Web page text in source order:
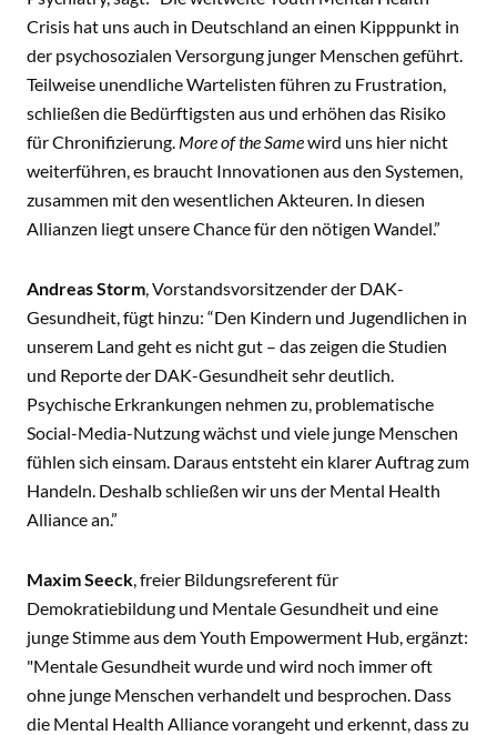
Crisis hat uns auch in Deutschland an einen Kipppunkt in
der psychosozialen Versorgung junger Menschen geführt.
Teilweise unendliche Wartelisten führen zu Frustration,
schließen die Bedürftigsten aus und erhöhen das Risiko
für Chronifizierung. More of the Samewird uns hier nicht
weiterführen, es braucht Innovationen aus den Systemen,
zusammen mit den wesentlichen Akteuren. In diesen
Allianzen liegt unsere Chance für den nötigen Wandel.”
Andreas Storm, Vorstandsvorsitzender der DAK-
Gesundheit, fügt hinzu: “Den Kindern und Jugendlichen in
unserem Land geht es nicht gut – das zeigen die Studien
und Reporte der DAK-Gesundheit sehr deutlich.
Psychische Erkrankungen nehmen zu, problematische
Social-Media-Nutzung wächst und viele junge Menschen
fühlen sich einsam. Daraus entsteht ein klarer Auftrag zum
Handeln. Deshalb schließen wir uns der Mental Health
Alliance an.”
Maxim Seeck, freier Bildungsreferent für
Demokratiebildung und Mentale Gesundheit und eine
junge Stimme aus dem Youth Empowerment Hub, ergänzt:
"Mentale Gesundheit wurde und wird noch immer oft
ohne junge Menschen verhandelt und besprochen. Dass
die Mental Health Alliance vorangeht und erkennt, dass zu